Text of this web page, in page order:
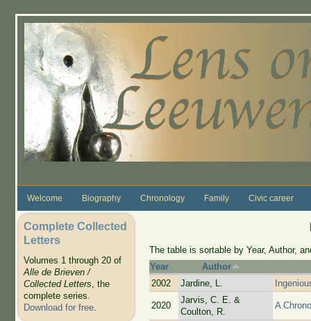
Welcome Biography Chronology Family Civic career
Complete Collected
Letters
Volumes 1 through 20 of
Alle de Brieven /
Collected Letters, the
complete series.
Download for free.
The table is sortable by Year, Author,
Year
Author
2002
Jardine, L.
2020
Jarvis, C. E. &
Coulton, R.
A